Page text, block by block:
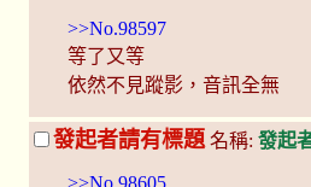
>>No.98597
等了又等
依然不見蹤影，音訊全無
發起者請有標題 名稱: 發起
>>No.98605